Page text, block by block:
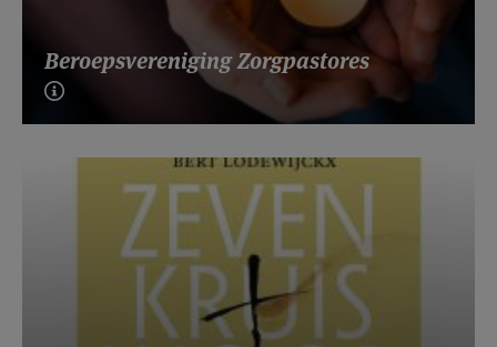
Beroepsvereniging Zorgpastores